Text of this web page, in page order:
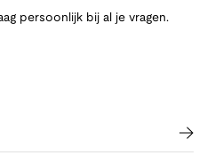
persoonlijk bij al je vragen.